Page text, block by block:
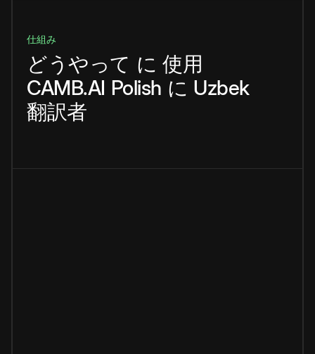
仕組み
どうやって に 使用
CAMB.AI Polish に Uzbek
翻訳者